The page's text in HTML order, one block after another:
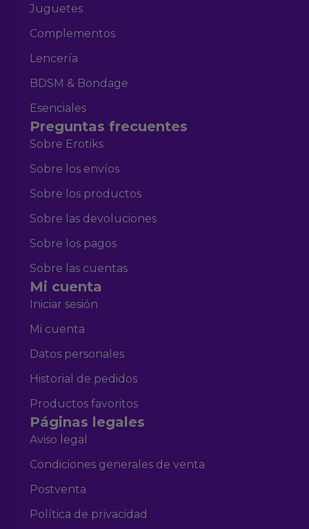
Juguetes
Complementos
Lencería
BDSM & Bondage
Esenciales
Preguntas frecuentes
Sobre Erotiks
Sobre los envíos
Sobre los productos
Sobre las devoluciones
Sobre los pagos
Sobre las cuentas
Mi cuenta
Iniciar sesión
Mi cuenta
Datos personales
Historial de pedidos
Productos favoritos
Páginas legales
Aviso legal
Condiciones generales de venta
Postventa
Política de privacidad